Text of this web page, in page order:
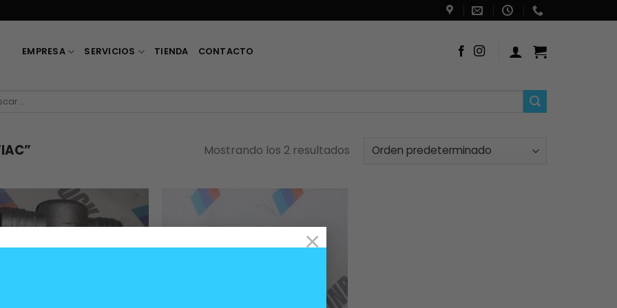
×
EMPRESA SERVICIOS TIENDA CONTACTO
Mostrando los 2 resultados